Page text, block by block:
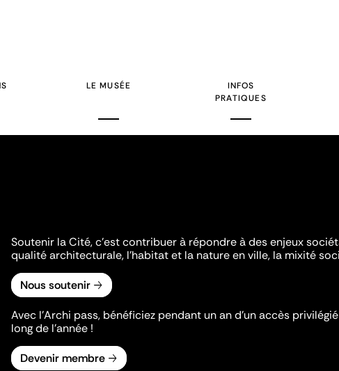
LE MUSÉE
INFOS
PRATIQUES
Soutenir la Cité, c'est contribuer à répondre à des enjeux
qualité architecturale, l'habitat et la nature en ville, la mixité
Nous soutenir
Avec l’Archi pass, bénéficiez pendant un an d’un accès
long de l’année !
Devenir membre